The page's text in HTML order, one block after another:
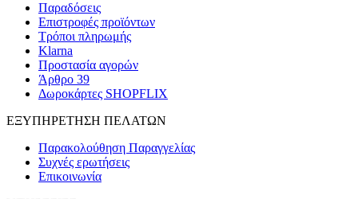
Παραδόσεις
Επιστροφές προϊόντων
Τρόποι πληρωμής
Klarna
Προστασία αγορών
Άρθρο 39
Δωροκάρτες SHOPFLIX
ΕΞΥΠΗΡΕΤΗΣΗ ΠΕΛΑΤΩΝ
Παρακολούθηση Παραγγελίας
Συχνές ερωτήσεις
Επικοινωνία